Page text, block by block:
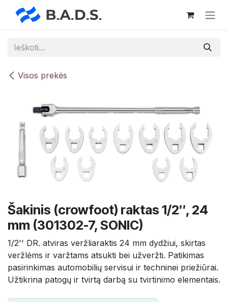
Skip to Content
Visos prekės
Šakinis (crowfoot) raktas 1/2″, 24
mm (301302-7, SONIC)
1/2'' DR. atviras veržliaraktis 24 mm dydžiui, skirtas
veržlėms ir varžtams atsukti bei užveržti. Patikimas
pasirinkimas automobilių servisui ir techninei priežiūrai.
Užtikrina patogų ir tvirtą darbą su tvirtinimo elementais.